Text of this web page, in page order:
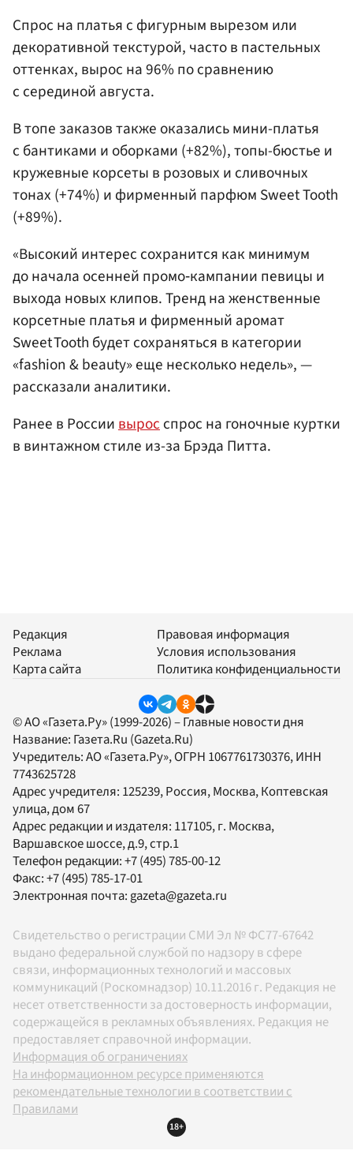
Спрос на платья с фигурным вырезом или
декоративной текстурой, часто в пастельных
оттенках, вырос на 96% по сравнению
с серединой августа.
В топе заказов также оказались мини-платья
с бантиками и оборками (+82%), топы-бюстье и
кружевные корсеты в розовых и сливочных
тонах (+74%) и фирменный парфюм Sweet Tooth
(+89%).
«Высокий интерес сохранится как минимум
до начала осенней промо‑кампании певицы и
выхода новых клипов. Тренд на женственные
корсетные платья и фирменный аромат
Sweet Tooth будет сохраняться в категории
«fashion & beauty» еще несколько недель», —
рассказали аналитики.
Ранее в Россиивыросспрос на гоночные куртки
в винтажном стиле из-за Брэда Питта.
Редакция
Реклама
Карта сайта
Правовая информация
Условия использования
Политика конфиденциальности
© АО «Газета.Ру» (1999-2026) – Главные новости дня
Название: Газета.Ru (Gazeta.Ru)
Учредитель:АО «Газета.Ру», ОГРН 1067761730376, ИНН
7743625728
Адрес учредителя: 125239, Россия, Москва, Коптевская
улица, дом 67
Адрес редакции и издателя: 117105, г. Москва,
Варшавское шоссе, д.9, стр.1
Телефон редакции:+7 (495) 785-00-12
Факс:+7 (495) 785-17-01
Электронная почта: gazeta@gazeta.ru
Свидетельство о регистрации СМИ Эл № ФС77-67642
выдано федеральной службой по надзору в сфере
связи, информационных технологий и массовых
коммуникаций (Роскомнадзор) 10.11.2016 г. Редакция не
несет ответственности за достоверность информации,
содержащейся в рекламных объявлениях. Редакция не
предоставляет справочной информации.
Информация об ограничениях
На информационном ресурсе применяются
рекомендательные технологии в соответствии с
Правилами
18+